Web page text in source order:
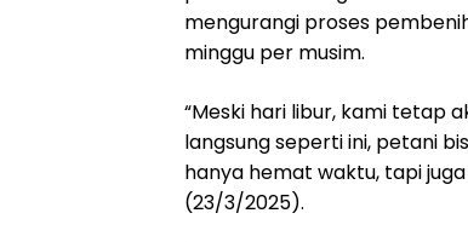
mengurangi proses
minggu per musim.
“Meski hari libur, kami tetap
langsung seperti ini, petani
hanya hemat waktu, tapi
(23/3/2025).